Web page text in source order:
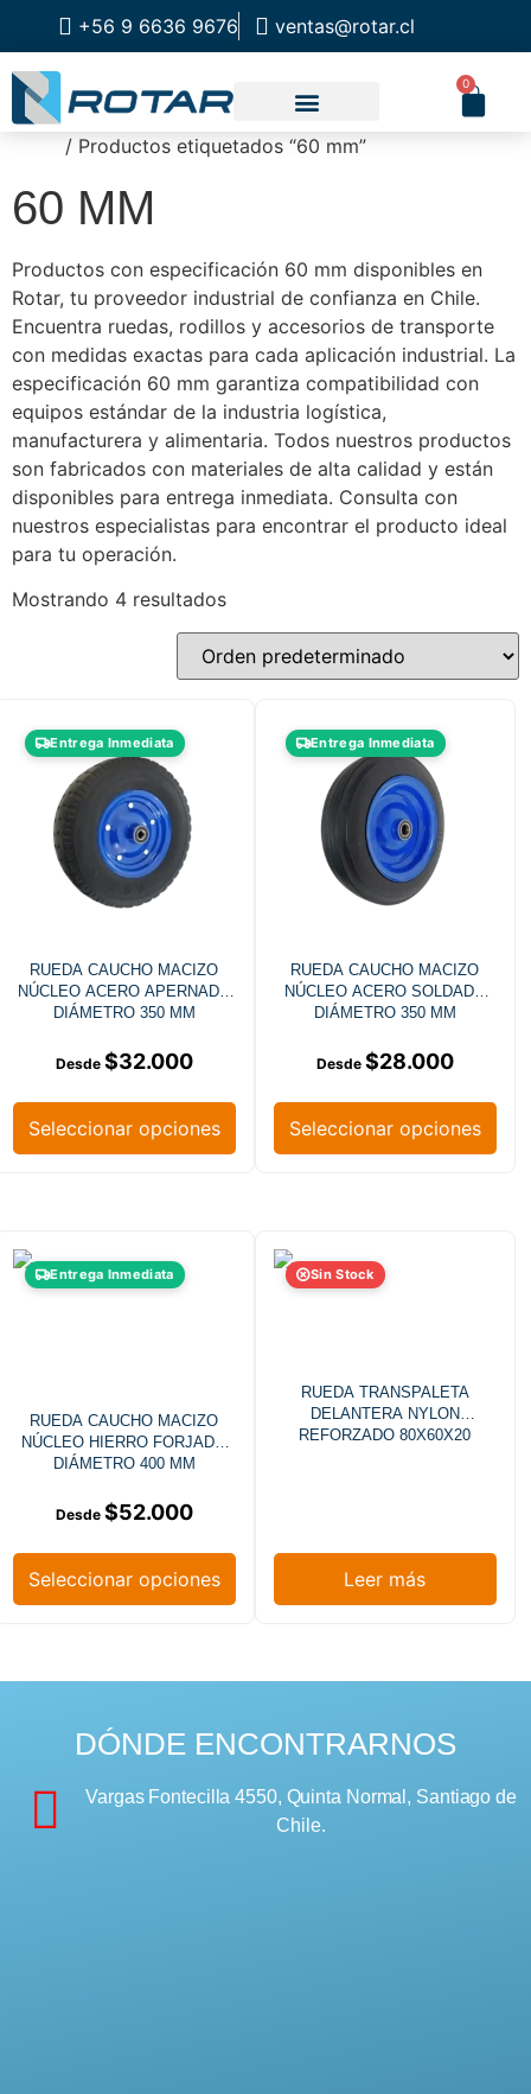
+56 9 6636 9676 ventas@rotar.cl
0
/ Productos etiquetados “60 mm”
60 MM
Productos con especificación 60 mm disponibles en
Rotar, tu proveedor industrial de confianza en Chile.
Encuentra ruedas, rodillos y accesorios de transporte
con medidas exactas para cada aplicación industrial. La
especificación 60 mm garantiza compatibilidad con
equipos estándar de la industria logística,
manufacturera y alimentaria. Todos nuestros productos
son fabricados con materiales de alta calidad y están
disponibles para entrega inmediata. Consulta con
nuestros especialistas para encontrar el producto ideal
para tu operación.
Mostrando 4 resultados
Entrega Inmediata
RUEDA CAUCHO MACIZO
NÚCLEO ACERO APERNADO
DIÁMETRO 350 MM
$32.000
Seleccionar opciones
Entrega Inmediata
RUEDA CAUCHO MACIZO
NÚCLEO ACERO SOLDADO
DIÁMETRO 350 MM
$28.000
Seleccionar opciones
Entrega Inmediata
RUEDA CAUCHO MACIZO
NÚCLEO HIERRO FORJADO
DIÁMETRO 400 MM
$52.000
Seleccionar opciones
Sin Stock
RUEDA TRANSPALETA
DELANTERA NYLON
REFORZADO 80X60X20
Leer más
DÓNDE ENCONTRARNOS
Vargas Fontecilla 4550, Quinta Normal, Santiago de
Chile.